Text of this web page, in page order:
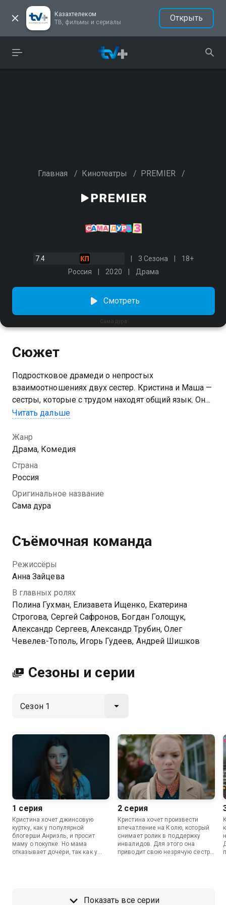
Казахтелеком
ТВ, фильмы и сериалы
Открыть
Главная / Кинотеатры / PREMIER /
7.4 3 Сезона
18+
Россия
2020 Драма
Сама дура
Смотреть
Сюжет
Подростковое драмеди о непростых
взаимоотношениях двух сестер. Кристина и Маша —
сестры, которые с трудом находят общий язык. Они
пытаются найти свой путь в жизни и вырваться из-
также учатся ладить друг с другом и решать первые
трудности взросления самостоятельно.
Читать дальше
Жанр
Драма, Комедия
Страна
Россия
Оригинальное название
Сама дура
Съёмочная команда
Режиссёры
Анна Зайцева
В главных ролях
Полина Гухман, Елизавета Ищенко, Екатерина
Строгова, Сергей Сафронов, Богдан Голощук,
Александр Сергеев, Александр Трубин, Олег
Чевелев-Тополь, Игорь Гудеев, Андрей Шишков
Сезоны и серии
1 серия
Кристина хочет джинсовую
куртку, как у популярной
блогерши Анриэль, и просит
маму о покупке. Но мама
отказывает дочери, так как у
2 серия
Кристина хочет произвести
впечатление на Колю, который
снимает ролик в поддержку
инвалидов. Для этого она
приводит свою незрячую сестру
Показать все серии